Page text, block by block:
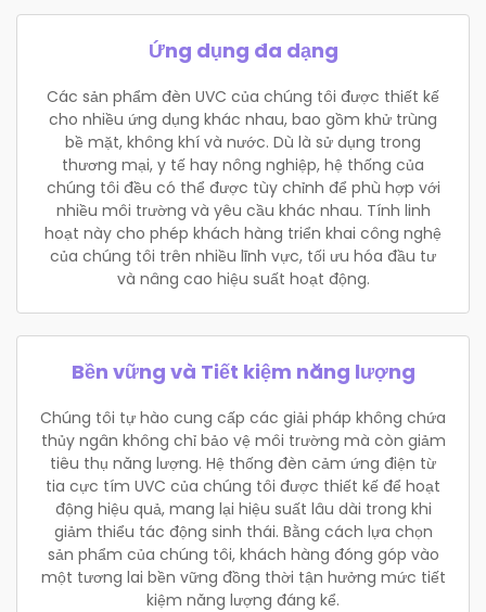
Ứng dụng đa dạng
Các sản phẩm đèn UVC của chúng tôi được thiết kế
cho nhiều ứng dụng khác nhau, bao gồm khử trùng
bề mặt, không khí và nước. Dù là sử dụng trong
thương mại, y tế hay nông nghiệp, hệ thống của
chúng tôi đều có thể được tùy chỉnh để phù hợp với
nhiều môi trường và yêu cầu khác nhau. Tính linh
hoạt này cho phép khách hàng triển khai công nghệ
của chúng tôi trên nhiều lĩnh vực, tối ưu hóa đầu tư
và nâng cao hiệu suất hoạt động.
Bền vững và Tiết kiệm năng lượng
Chúng tôi tự hào cung cấp các giải pháp không chứa
thủy ngân không chỉ bảo vệ môi trường mà còn giảm
tiêu thụ năng lượng. Hệ thống đèn cảm ứng điện từ
tia cực tím UVC của chúng tôi được thiết kế để hoạt
động hiệu quả, mang lại hiệu suất lâu dài trong khi
giảm thiểu tác động sinh thái. Bằng cách lựa chọn
sản phẩm của chúng tôi, khách hàng đóng góp vào
một tương lai bền vững đồng thời tận hưởng mức tiết
kiệm năng lượng đáng kể.